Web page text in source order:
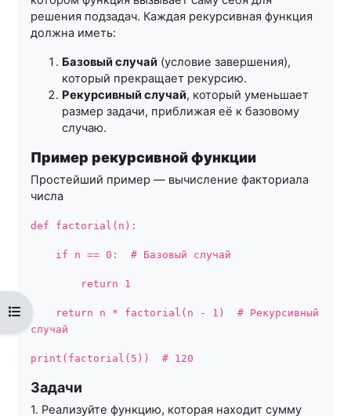
Открыть оглавление курса
решения подзадач. Каждая рекурсивная функция
должна иметь:
Базовый случай (условие завершения),
который прекращает рекурсию.
Рекурсивный случай, который уменьшает
размер задачи, приближая её к базовому
случаю.
Пример рекурсивной функции
Простейший пример — вычисление факториала
числа
def factorial(n):
if n == 0: # Базовый случай
return 1
return n * factorial(n - 1) # Рекурсивный
случай
print(factorial(5)) # 120
Задачи
1. Реализуйте функцию, которая находит сумму